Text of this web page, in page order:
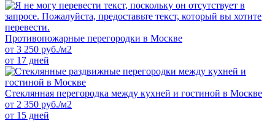
Противопожарные перегородки в Москве
от 3 250 руб./м2
от 17 дней
Стеклянная перегородка между кухней и гостиной в Москве
от 2 350 руб./м2
от 15 дней